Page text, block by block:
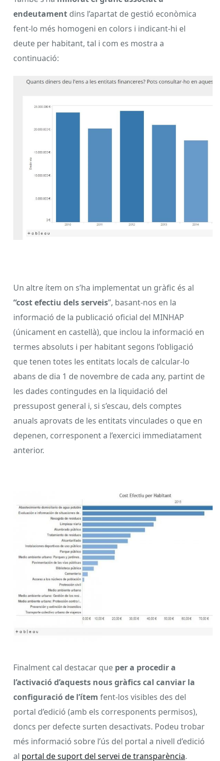
endeutament dins l’apartat de gestió econòmica
fent-lo més homogeni en colors i indicant-hi el
deute per habitant, tal i com es mostra a
continuació:
Un altre ítem on s’ha implementat un gràfic és al
“cost efectiu dels serveis”, basant-nos en la
informació de la publicació oficial del MINHAP
(únicament en castellà), que inclou la informació en
termes absoluts i per habitant segons l’obligació
que tenen totes les entitats locals de calcular-lo
abans de dia 1 de novembre de cada any, partint de
les dades contingudes en la liquidació del
pressupost general i, si s’escau, dels comptes
anuals aprovats de les entitats vinculades o que en
depenen, corresponent a l’exercici immediatament
anterior.
Finalment cal destacar que per a procedir a
l’activació d’aquests nous gràfics cal canviar la
configuració de l’ítem fent-los visibles des del
portal d’edició (amb els corresponents permisos),
doncs per defecte surten desactivats. Podeu trobar
més informació sobre l’ús del portal a nivell d’edició
al portal de suport del servei de transparència.